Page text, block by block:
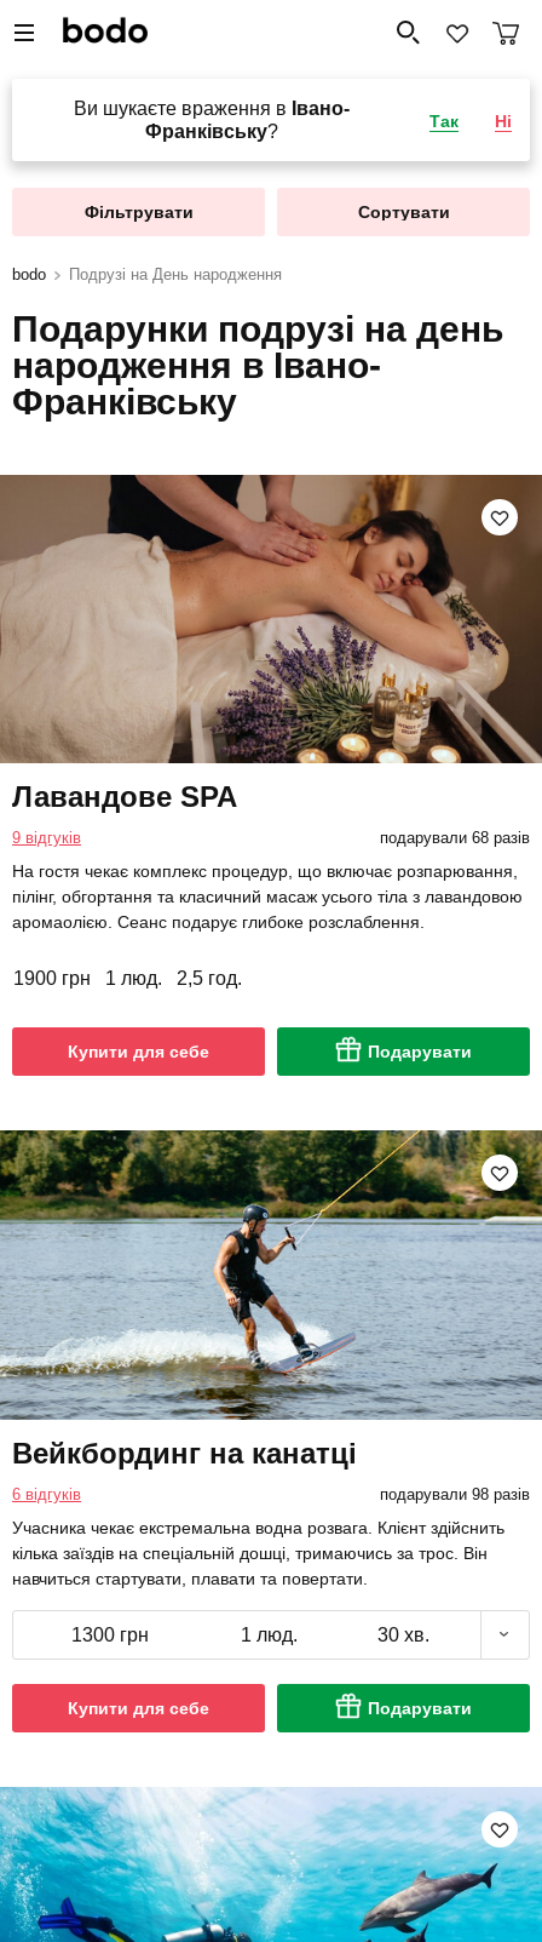
Ви шукаєте враження в Івано-
Франківську?
Так Ні
Фільтрувати Сортувати
bodo Подрузі на День народження
Подарунки подрузі на день
народження в Івано-
Франківську
Лавандове SPA
9 відгуків подарували 68 разів
На гостя чекає комплекс процедур, що включає розпарювання,
пілінг, обгортання та класичний масаж усього тіла з лавандовою
аромаолією. Сеанс подарує глибоке розслаблення.
1900 грн 1 люд. 2,5 год.
Купити для себе Подарувати
Вейкбординг на канатці
6 відгуків подарували 98 разів
Учасника чекає екстремальна водна розвага. Клієнт здійснить
кілька заїздів на спеціальній дошці, тримаючись за трос. Він
навчиться стартувати, плавати та повертати.
1300 грн 1 люд. 30 хв.
Купити для себе Подарувати